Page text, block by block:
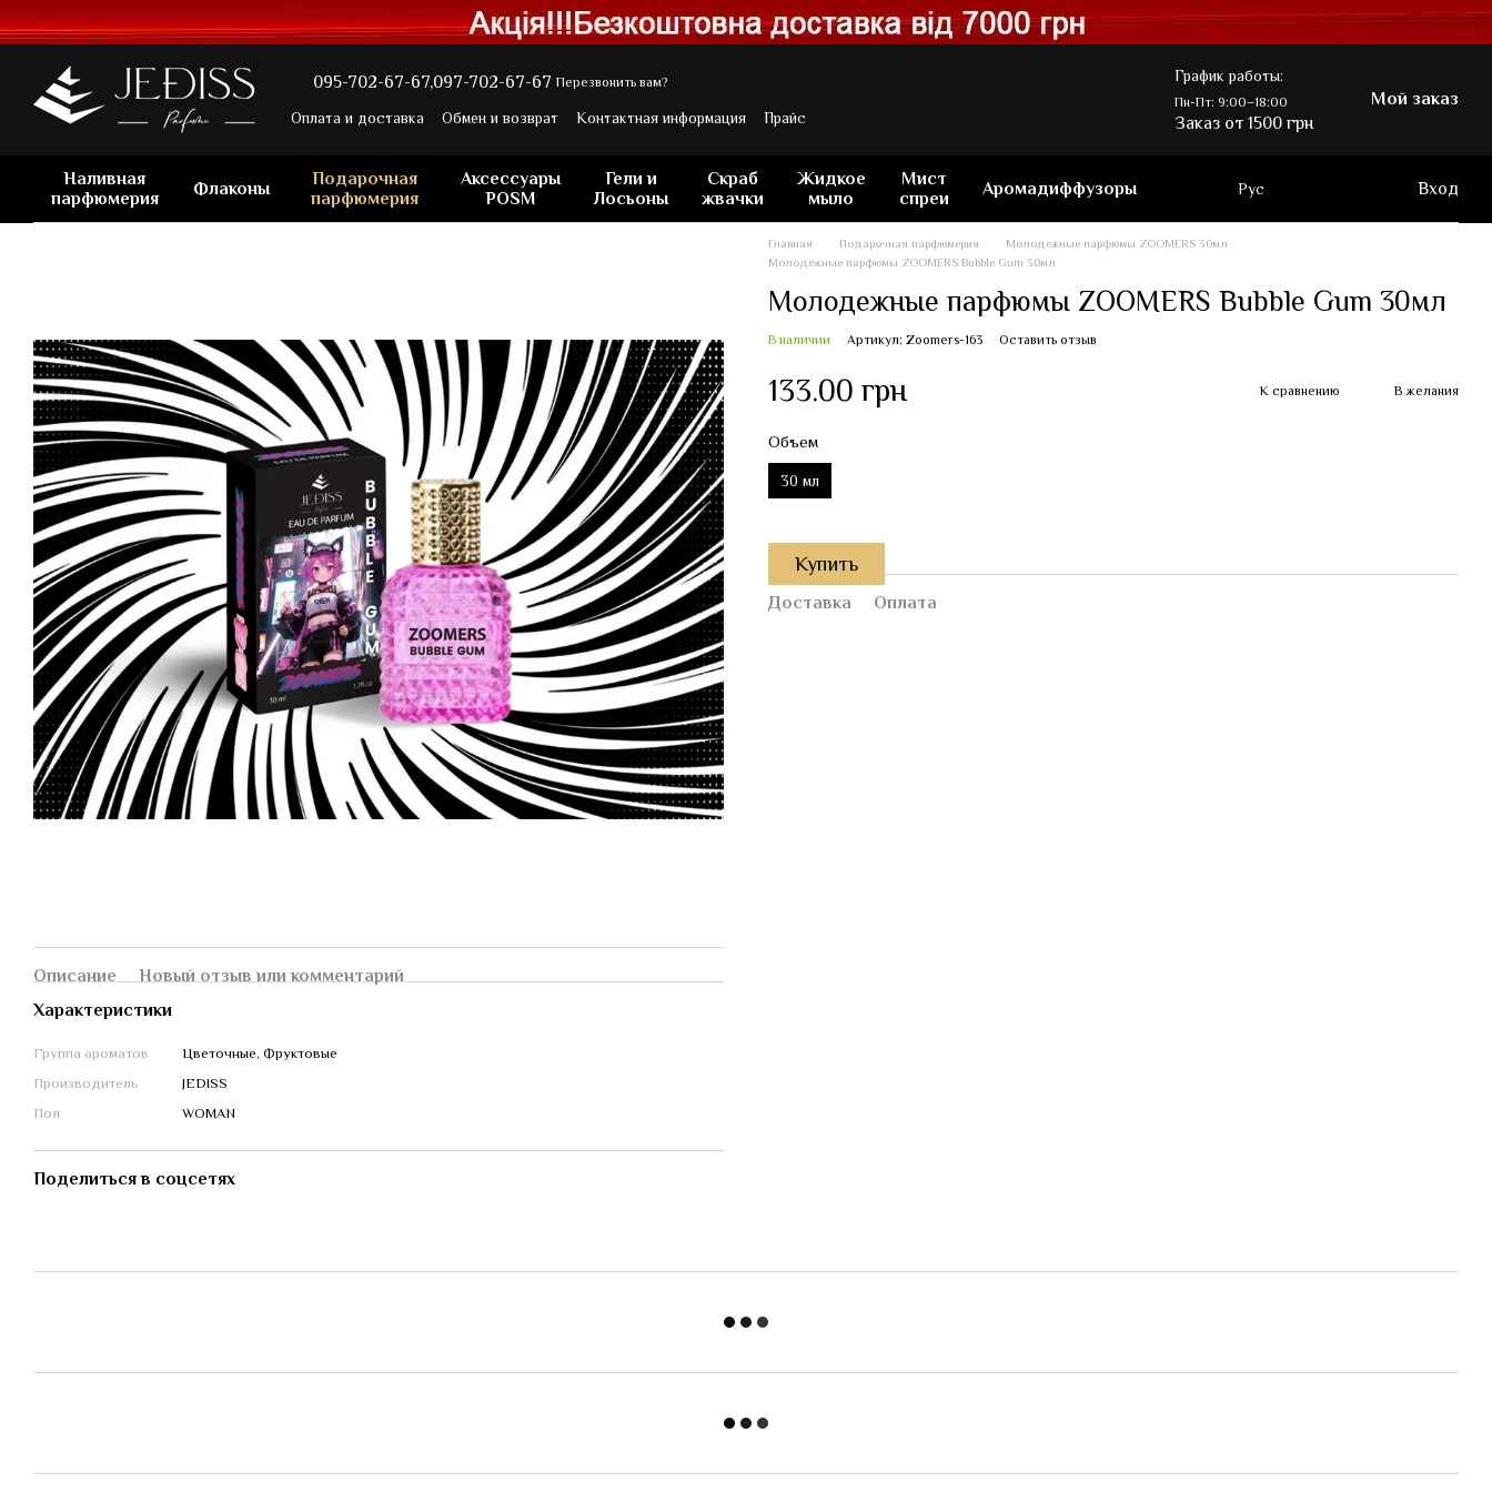
Перейти к основному контенту
095-702-67-67,097-702-67-67 Перезвонить вам?
Оплата и доставка Обмен и возврат Контактная информация Прайс
График работы:
Пн-Пт: 9:00–18:00
Заказ от 1500 грн
Мой заказ
Наливная
парфюмерия
Флаконы
Подарочная
парфюмерия
Аксессуары
POSM
Гели и
Лосьоны
Скраб
жвачки
Жидкое
мыло
Мист
спреи
Аромадиффузоры Рус Вход
Описание
Новый отзыв или комментарий
Характеристики
Группа ароматов
Цветочные, Фруктовые
Производитель
JEDISS
Пол
WOMAN
Поделиться в соцсетях
Главная Подарочная парфюмерия
Молодежные парфюмы ZOOMERS 30мл
Молодежные парфюмы ZOOMERS Bubble Gum 30мл
Молодежные парфюмы ZOOMERS Bubble Gum 30мл
В наличии Артикул: Zoomers-163 Оставить отзыв
133.00 грн К сравнению В желания
Объем
30 мл
Купить
Доставка Оплата